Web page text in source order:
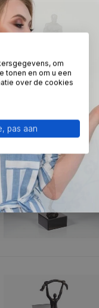
om
tonen en om u een
over de cookies
pas aan